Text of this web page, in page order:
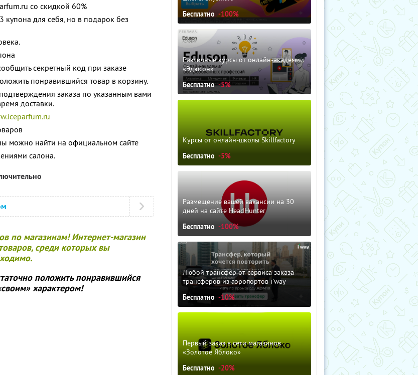
со скидкой 60%
купона для себя, но в подарок без
секретный код при заказе
понравившийся товар в корзину.
заказа по указанным вами
доставки.
можно найти на официальном сайте
салона.
по магазинам! Интернет-магазин
среди которых вы
положить понравившийся
характером!
Бесплатно -100%
Различные курсы от онлайн-академии
«Эдюсон»
Бесплатно -5%
Курсы от онлайн-школы Skillfactory
Бесплатно -5%
Размещение вашей вакансии на 30
дней на сайте HeadHunter
Бесплатно -100%
Любой трансфер от сервиса заказа
трансферов из аэропортов i'way
Бесплатно -10%
Первый заказ в сети магазинов
«Золотое Яблоко»
Бесплатно -20%